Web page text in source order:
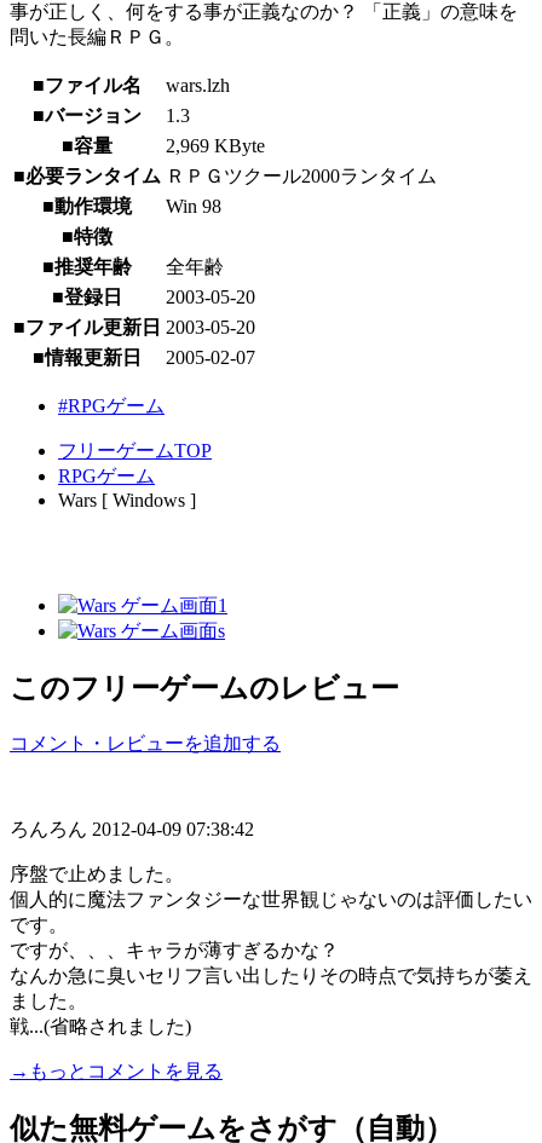
事が正しく、何をする事が正義なのか？ 「正義」の意味を
問いた長編ＲＰＧ。
■ファイル名
wars.lzh
■バージョン
1.3
■容量
2,969 KByte
■必要ランタイム ＲＰＧツクール2000ランタイム
■動作環境
Win 98
■特徴
■推奨年齢
全年齢
■登録日
2003-05-20
■ファイル更新日 2003-05-20
■情報更新日
2005-02-07
#RPGゲーム
フリーゲームTOP
RPGゲーム
Wars [ Windows ]
このフリーゲームのレビュー
コメント・レビューを追加する
ろんろん 2012-04-09 07:38:42
序盤で止めました。
個人的に魔法ファンタジーな世界観じゃないのは評価したい
です。
ですが、、、キャラが薄すぎるかな？
なんか急に臭いセリフ言い出したりその時点で気持ちが萎え
ました。
戦...(省略されました)
→もっとコメントを見る
似た無料ゲームをさがす（自動）